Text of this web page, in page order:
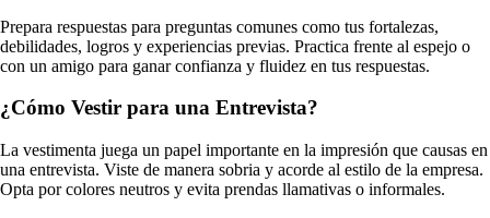
Prepara respuestas para preguntas comunes como tus fortalezas,
debilidades, logros y experiencias previas. Practica frente al espejo o
con un amigo para ganar confianza y fluidez en tus respuestas.
¿Cómo Vestir para una Entrevista?
La vestimenta juega un papel importante en la impresión que causas en
una entrevista. Viste de manera sobria y acorde al estilo de la empresa.
Opta por colores neutros y evita prendas llamativas o informales.